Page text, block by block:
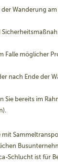
Wanderung
Falle möglicher
nach Ende der
Sie bereits im
Schlucht ist für